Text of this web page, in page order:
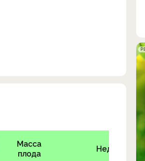
Масса
плода
Недостатки